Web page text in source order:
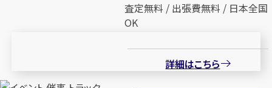
査定無料 / 出張費無料 / 日本全国
OK
詳細はこちら